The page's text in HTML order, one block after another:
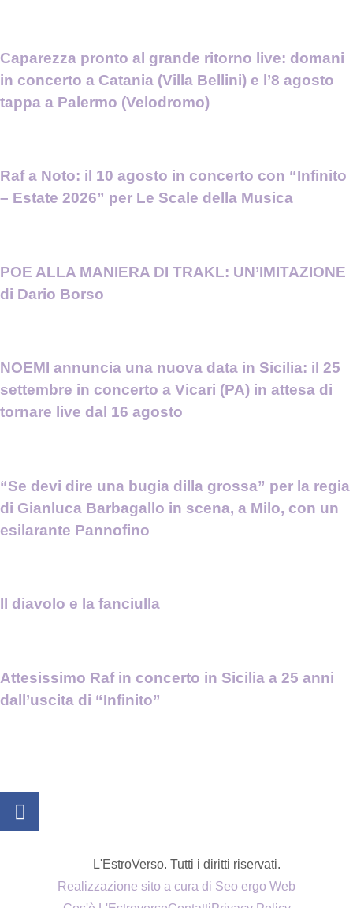
Caparezza pronto al grande ritorno live: domani
in concerto a Catania (Villa Bellini) e l’8 agosto
tappa a Palermo (Velodromo)
Raf a Noto: il 10 agosto in concerto con “Infinito
– Estate 2026” per Le Scale della Musica
POE ALLA MANIERA DI TRAKL: UN’IMITAZIONE
di Dario Borso
NOEMI annuncia una nuova data in Sicilia: il 25
settembre in concerto a Vicari (PA) in attesa di
tornare live dal 16 agosto
“Se devi dire una bugia dilla grossa” per la regia
di Gianluca Barbagallo in scena, a Milo, con un
esilarante Pannofino
Il diavolo e la fanciulla
Attesissimo Raf in concerto in Sicilia a 25 anni
dall’uscita di “Infinito”
L'EstroVerso. Tutti i diritti riservati.
Realizzazione sito a cura di Seo ergo Web